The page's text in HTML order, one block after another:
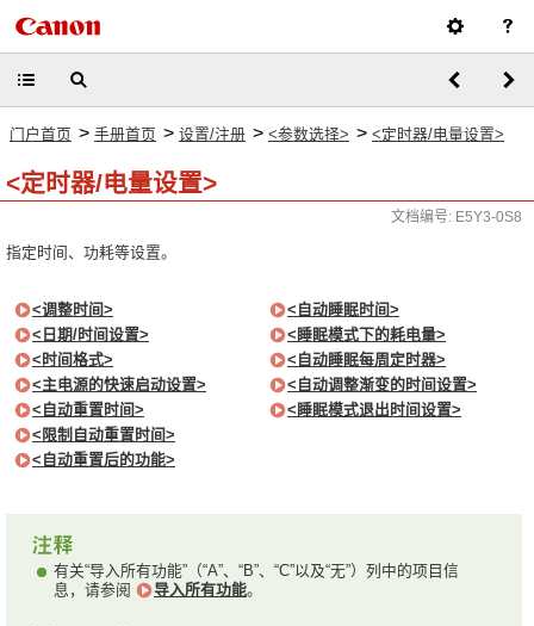
门户首页 > 手册首页 > 设置/注册 > <参数选择> > <定时器/电量设置>
<定时器/电量设置>
文档编号: E5Y3-0S8
指定时间、功耗等设置。
<调整时间>
<日期/时间设置>
<时间格式>
<主电源的快速启动设置>
<自动重置时间>
<限制自动重置时间>
<自动重置后的功能>
<自动睡眠时间>
<睡眠模式下的耗电量>
<自动睡眠每周定时器>
<自动调整渐变的时间设置>
<睡眠模式退出时间设置>
有关“导入所有功能”（“A”、“B”、“C”以及“无”）列中的项目信
息，请参阅
导入所有功能。